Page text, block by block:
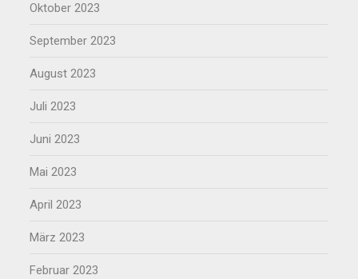
Oktober 2023
September 2023
August 2023
Juli 2023
Juni 2023
Mai 2023
April 2023
März 2023
Februar 2023